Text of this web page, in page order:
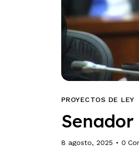
PROYECTOS DE LEY
8 agosto, 2025 0